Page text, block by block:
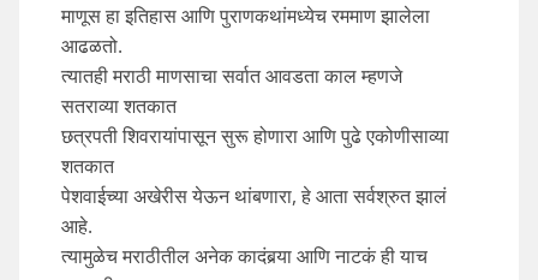
माणूस हा इतिहास आणि पुराणकथांमध्येच रममाण झालेला
आढळतो.
त्यातही मराठी माणसाचा सर्वात आवडता काल म्हणजे
सतराव्या शतकात
छत्रपती शिवरायांपासून सुरू होणारा आणि पुढे एकोणीसाव्या
शतकात
पेशवाईच्या अखेरीस येऊन थांबणारा, हे आता सर्वश्रुत झालं
आहे.
त्यामुळेच मराठीतील अनेक कादंबर्‍या आणि नाटकं ही याच